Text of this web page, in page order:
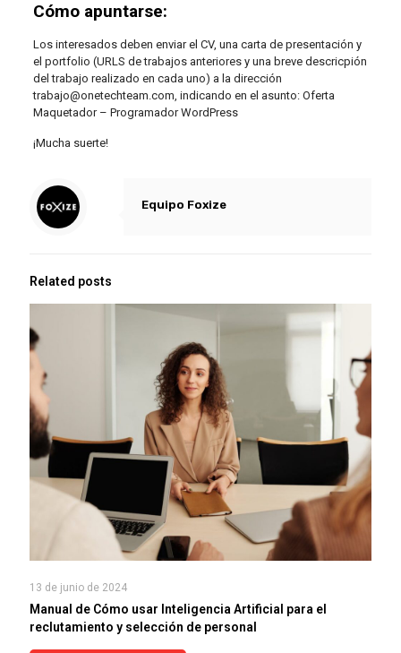
Cómo apuntarse:
Los interesados deben enviar el CV, una carta de presentación y
el portfolio (URLS de trabajos anteriores y una breve descricpión
del trabajo realizado en cada uno) a la dirección
trabajo@onetechteam.com, indicando en el asunto: Oferta
Maquetador – Programador WordPress
¡Mucha suerte!
Equipo Foxize
Related posts
13 de junio de 2024
Manual de Cómo usar Inteligencia Artificial para el
reclutamiento y selección de personal